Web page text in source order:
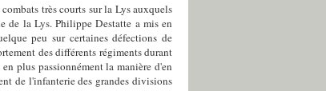
très courts sur la Lys auxquels
la Lys. Philippe Destatte a mis en
peu sur certaines défections de
des différents régiments durant
plus passionnément la manière d'en
de l'infanterie des grandes divisions